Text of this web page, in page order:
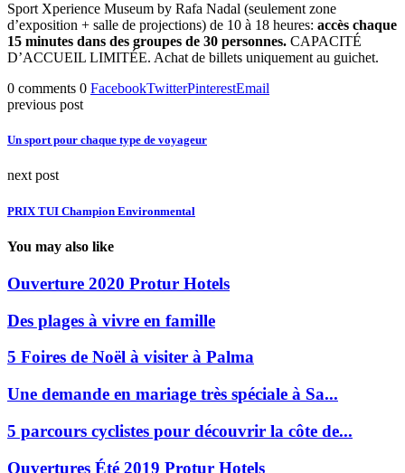
Sport Xperience Museum by Rafa Nadal (seulement zone
d’exposition + salle de projections) de 10 à 18 heures: accès chaque
15 minutes dans des groupes de 30 personnes. CAPACITÉ
D’ACCUEIL LIMITÉE. Achat de billets uniquement au guichet.
0 comments 0 FacebookTwitterPinterestEmail
previous post
Un sport pour chaque type de voyageur
next post
PRIX TUI Champion Environmental
You may also like
Ouverture 2020 Protur Hotels
Des plages à vivre en famille
5 Foires de Noël à visiter à Palma
Une demande en mariage très spéciale à Sa...
5 parcours cyclistes pour découvrir la côte de...
Ouvertures Été 2019 Protur Hotels